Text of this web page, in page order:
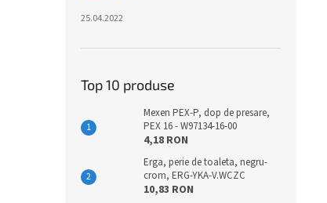
25.04.2022
Top 10 produse
Mexen PEX-P, dop de presare,
PEX 16 - W97134-16-00
4,18 RON
Erga, perie de toaleta, negru-
crom, ERG-YKA-V.WCZC
10,83 RON